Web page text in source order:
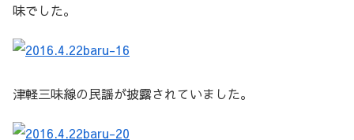
味でした。
津軽三味線の民謡が披露されていました。